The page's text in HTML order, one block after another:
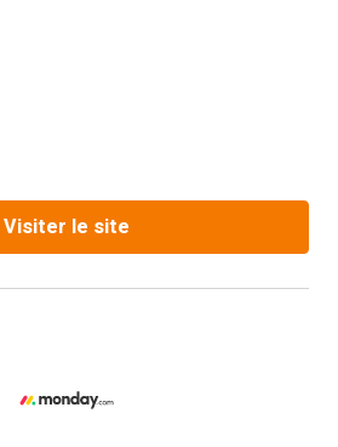
Visiter le site